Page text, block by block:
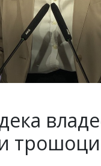
трошоци